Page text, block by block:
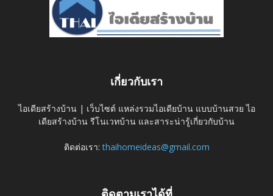
เกี่ยวกับเรา
ไอเดียสร้างบ้าน | เว็บไซต์ แหล่งรวมไอเดียบ้าน แบบบ้านสวย ไอ
เดียสร้างบ้าน รีโนเวทบ้าน และสาระน่ารู้เกี่ยวกับบ้าน
ติดต่อเรา:thaihomeideas@gmail.com